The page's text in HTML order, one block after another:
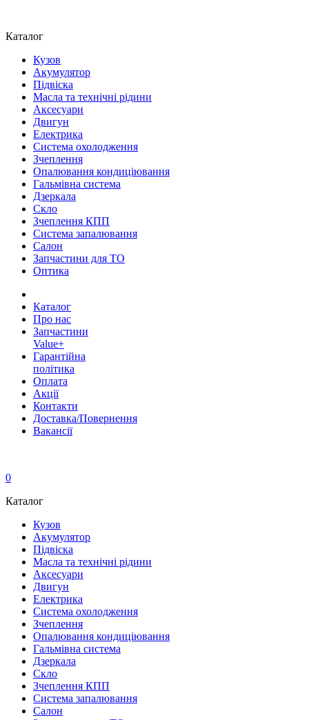
Каталог
Кузов
Акумулятор
Підвіска
Масла та технічні рідини
Аксесуари
Двигун
Електрика
Система охолодження
Зчеплення
Опалювання кондиціювання
Гальмівна система
Дзеркала
Скло
Зчеплення КПП
Система запалювання
Салон
Запчастини для ТО
Оптика
Каталог
Про нас
Запчастини
Value+
Гарантійна
політика
Оплата
Акції
Контакти
Доставка/Повернення
Вакансії
0
Каталог
Кузов
Акумулятор
Підвіска
Масла та технічні рідини
Аксесуари
Двигун
Електрика
Система охолодження
Зчеплення
Опалювання кондиціювання
Гальмівна система
Дзеркала
Скло
Зчеплення КПП
Система запалювання
Салон